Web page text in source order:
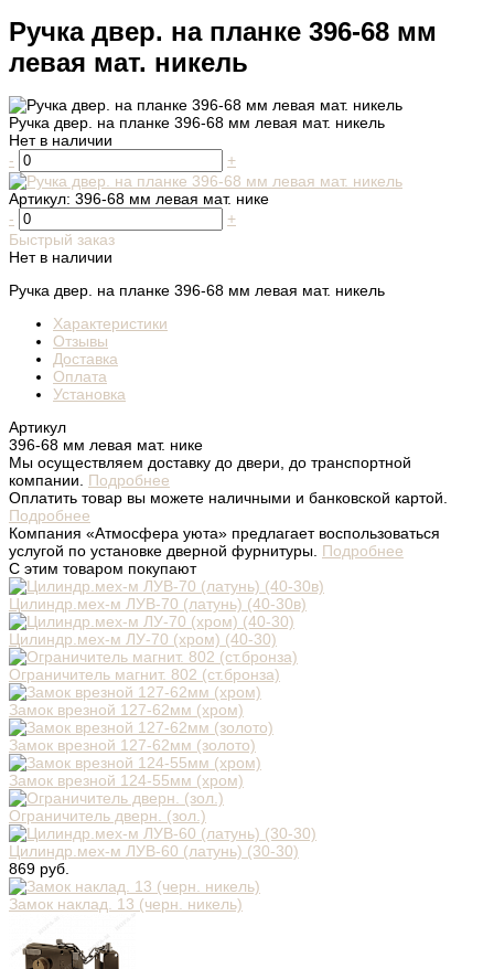
Ручка двер. на планке 396-68 мм
левая мат. никель
Ручка двер. на планке 396-68 мм левая мат. никель
Нет в наличии
-
+
Артикул: 396-68 мм левая мат. нике
-
+
Быстрый заказ
Нет в наличии
Ручка двер. на планке 396-68 мм левая мат. никель
Характеристики
Отзывы
Доставка
Оплата
Установка
Артикул
396-68 мм левая мат. нике
Мы осуществляем доставку до двери, до транспортной
компании. Подробнее
Оплатить товар вы можете наличными и банковской картой.
Подробнее
Компания «Атмосфера уюта» предлагает воспользоваться
услугой по установке дверной фурнитуры. Подробнее
С этим товаром покупают
Цилиндр.мех-м ЛУВ-70 (латунь) (40-30в)
Цилиндр.мех-м ЛУ-70 (хром) (40-30)
Ограничитель магнит. 802 (ст.бронза)
Замок врезной 127-62мм (хром)
Замок врезной 127-62мм (золото)
Замок врезной 124-55мм (хром)
Ограничитель дверн. (зол.)
Цилиндр.мех-м ЛУВ-60 (латунь) (30-30)
869 руб.
Замок наклад. 13 (черн. никель)